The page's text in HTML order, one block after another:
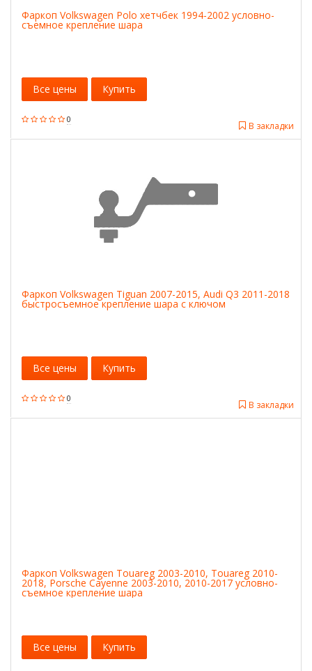
Фаркоп Volkswagen Polo хетчбек 1994-2002 условно-
съемное крепление шара
0
В закладки
Все цены Купить
Фаркоп Volkswagen Tiguan 2007-2015, Audi Q3 2011-2018
быстросъемное крепление шара с ключом
0
В закладки
Все цены Купить
Фаркоп Volkswagen Touareg 2003-2010, Touareg 2010-
2018, Porsche Cayenne 2003-2010, 2010-2017 условно-
съемное крепление шара
Все цены Купить